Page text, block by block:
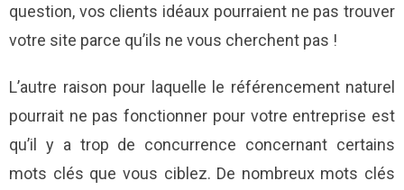
question, vos clients idéaux pourraient ne pas trouver
votre site parce qu’ils ne vous cherchent pas !
L’autre raison pour laquelle le référencement naturel
pourrait ne pas fonctionner pour votre entreprise est
qu’il y a trop de concurrence concernant certains
mots clés que vous ciblez. De nombreux mots clés